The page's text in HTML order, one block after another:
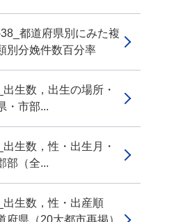
38_都道府県別にみた複
別分娩件数百分率
出生数，出生の場所・
・市部...
出生数，性・出生月・
部（全...
出生数，性・出産順
府県（20大都市再掲）